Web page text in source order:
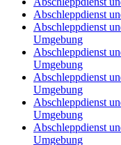
Abschleppdienst
Abschleppdienst
Umgebung
Abschleppdienst
Umgebung
Abschleppdienst
Umgebung
Abschleppdienst
Umgebung
Abschleppdienst
Umgebung